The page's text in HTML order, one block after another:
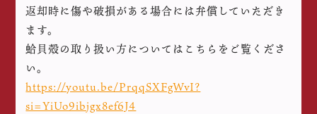
返却時に傷や破損がある場合には弁償していただき
ます。
蛤貝殻の取り扱い方についてはこちらをご覧くださ
い。
https://youtu.be/PrqqSXFgWvI?
si=YiUo9ibjgx8ef6J4